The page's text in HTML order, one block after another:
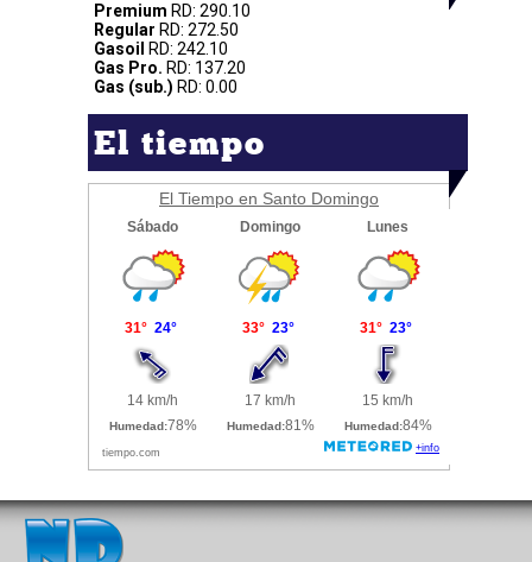
Premium RD: 290.10
Regular RD: 272.50
Gasoil
RD: 242.10
Gas Pro. RD: 137.20
Gas (sub.) RD: 0.00
El tiempo
El Tiempo en Santo Domingo